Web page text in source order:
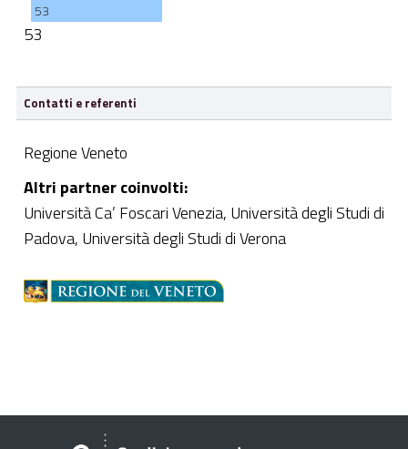
53
53
Contatti e referenti
Regione Veneto
Altri partner coinvolti:
Università Ca’ Foscari Venezia, Università degli Studi di
Padova, Università degli Studi di Verona